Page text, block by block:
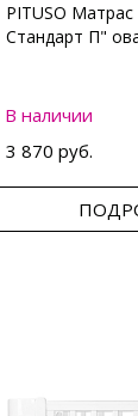
PITUSO
Стандарт П"
В наличии
3 870 руб.